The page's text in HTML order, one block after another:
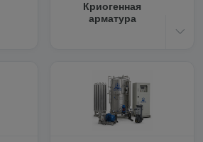
Криогенная
арматура